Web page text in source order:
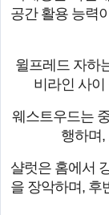
공간 활용 능력
윌프레드 자하
비라인 사
웨스트우드는
행하며
샬럿은 홈에서
을 장악하며, 후